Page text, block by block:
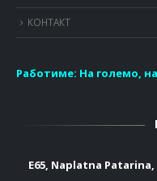
КОНТАКТ
Работиме: На големо,
E65, Naplatna